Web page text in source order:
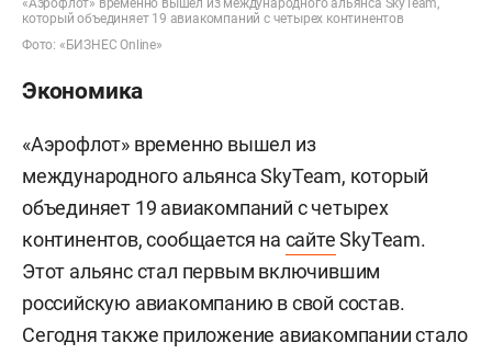
«Аэрофлот» временно вышел из международного альянса SkyTeam,
который объединяет 19 авиакомпаний с четырех континентов
Фото: «БИЗНЕС Online»
Экономика
«Аэрофлот» временно вышел из
международного альянса SkyTeam, который
объединяет 19 авиакомпаний с четырех
континентов, сообщается на сайтеSkyTeam.
Этот альянс стал первым включившим
российскую авиакомпанию в свой состав.
Сегодня также приложение авиакомпании стало